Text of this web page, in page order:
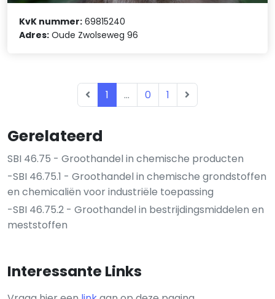
Gerelateerd
SBI 46.75 - Groothandel in chemische producten
-SBI 46.75.1 - Groothandel in chemische grondstoffen
en chemicaliën voor industriële toepassing
-SBI 46.75.2 - Groothandel in bestrijdingsmiddelen en
meststoffen
Interessante Links
KvK nummer: 69815240
Adres: Oude Zwolseweg 96
1 ... 0 1